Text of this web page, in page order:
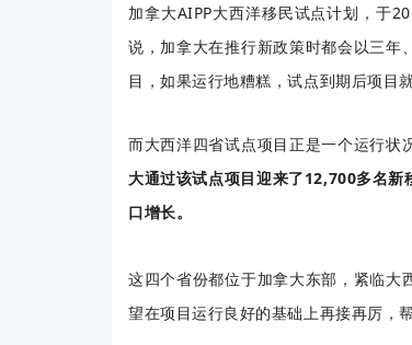
加拿大AIPP大西洋移民试点计划，于
说，加拿大在推行新政策时都会以三年
目，如果运行地糟糕，试点到期后项目就
而大西洋四省试点项目正是一个运行状
大通过该试点项目迎来了12,700多名新
口增长。
这四个省份都位于加拿大东部，紧临大
望在项目运行良好的基础上再接再厉，